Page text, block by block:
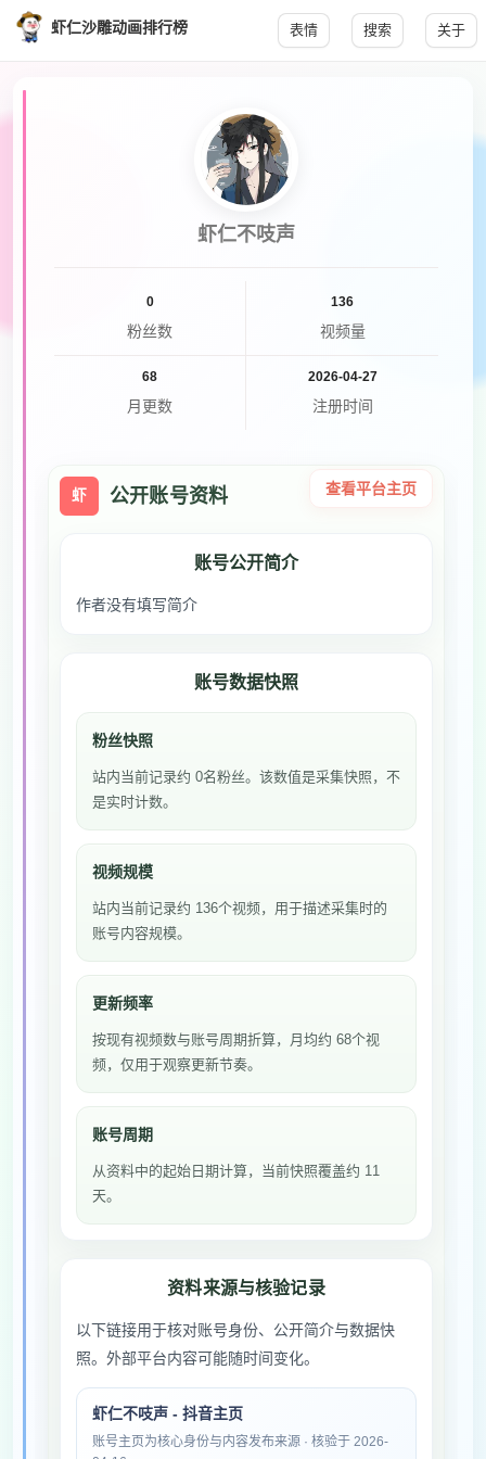
虾仁沙雕动画排行榜 表情 搜索 关于
虾仁不吱声
0
粉丝数
136
视频量
68
月更数
2026-04-27
注册时间
虾 公开账号资料 查看平台主页
账号公开简介
作者没有填写简介
账号数据快照
粉丝快照
站内当前记录约 0名粉丝。该数值是采集快照，不
是实时计数。
视频规模
站内当前记录约 136个视频，用于描述采集时的
账号内容规模。
更新频率
按现有视频数与账号周期折算，月均约 68个视
频，仅用于观察更新节奏。
账号周期
从资料中的起始日期计算，当前快照覆盖约 11
天。
资料来源与核验记录
以下链接用于核对账号身份、公开简介与数据快
照。外部平台内容可能随时间变化。
虾仁不吱声 - 抖音主页
账号主页为核心身份与内容发布来源 · 核验于 2026-